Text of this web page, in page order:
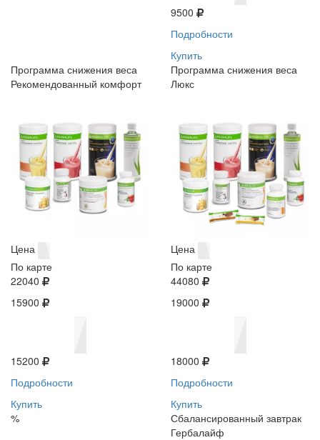
9500
Подробности
Купить
Программа снижения веса
Рекомендованный комфорт
Цена
По карте
22040
15900
15200
Подробности
Купить
%
Программа снижения веса
Люкс
Цена
По карте
44080
19000
18000
Подробности
Купить
Сбалансированный завтрак
Гербалайф